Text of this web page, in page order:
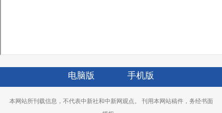
电脑版 手机版
本网站所刊载信息，不代表中新社和中新网观点。 刊用本网站稿件，务经书面